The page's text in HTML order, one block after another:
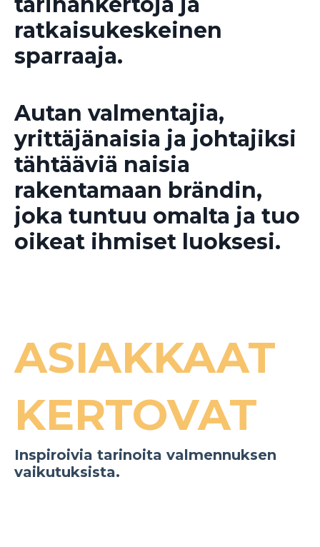
ratkaisukeskeinen
sparraaja.
Autan valmentajia,
yrittäjänaisia ja johtajiksi
tähtääviä naisia
rakentamaan brändin,
joka tuntuu omalta ja tuo
oikeat ihmiset luoksesi.
ASIAKKAAT
KERTOVAT
Inspiroivia tarinoita valmennuksen
vaikutuksista.